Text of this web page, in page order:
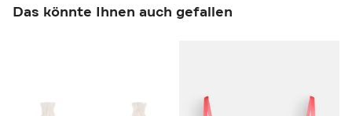
Das könnte Ihnen auch gefallen